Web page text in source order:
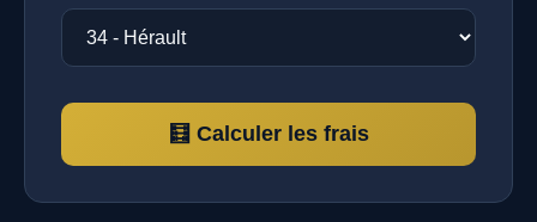
🧮 Calculer les frais